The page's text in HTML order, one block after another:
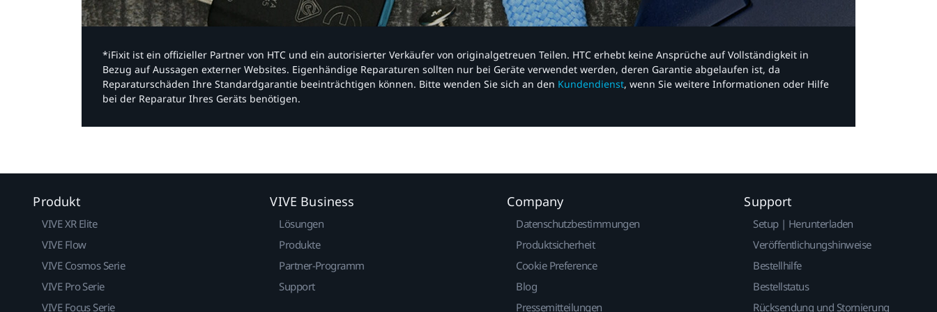
*iFixit ist ein offizieller Partner von HTC und ein autorisierter Verkäufer von originalgetreuen Teilen. HTC erhebt keine Ansprüche auf Vollständigkeit in
Bezug auf Aussagen externer Websites. Eigenhändige Reparaturen sollten nur bei Geräte verwendet werden, deren Garantie abgelaufen ist, da
Reparaturschäden Ihre Standardgarantie beeinträchtigen können. Bitte wenden Sie sich an den Kundendienst, wenn Sie weitere Informationen oder Hilfe
bei der Reparatur Ihres Geräts benötigen.​
Produkt
VIVE XR Elite
VIVE Flow
VIVE Cosmos Serie
VIVE Pro Serie
VIVE Focus Serie
VIVE Business
Lösungen
Produkte
Partner-Programm
Support
Company
Datenschutzbestimmungen
Produktsicherheit
Cookie Preference
Blog
Pressemitteilungen
Support
Setup | Herunterladen
Veröffentlichungshinweise
Bestellhilfe
Bestellstatus
Rücksendung und Stornierung